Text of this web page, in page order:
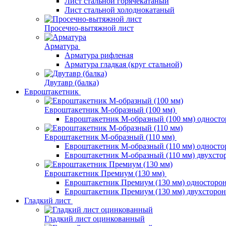
Лист стальной холоднокатаный
Просечно-вытяжной лист
Арматура
Арматура рифленая
Арматура гладкая (круг стальной)
Двутавр (балка)
Евроштакетник
Евроштакетник М-образный (100 мм)
Евроштакетник М-образный (100 мм)
Евроштакетник М-образный (110 мм)
Евроштакетник М-образный (110 мм)
Евроштакетник М-образный (110 мм)
Евроштакетник Премиум (130 мм)
Евроштакетник Премиум (130 мм)
Евроштакетник Премиум (130 мм)
Гладкий лист
Гладкий лист оцинкованный